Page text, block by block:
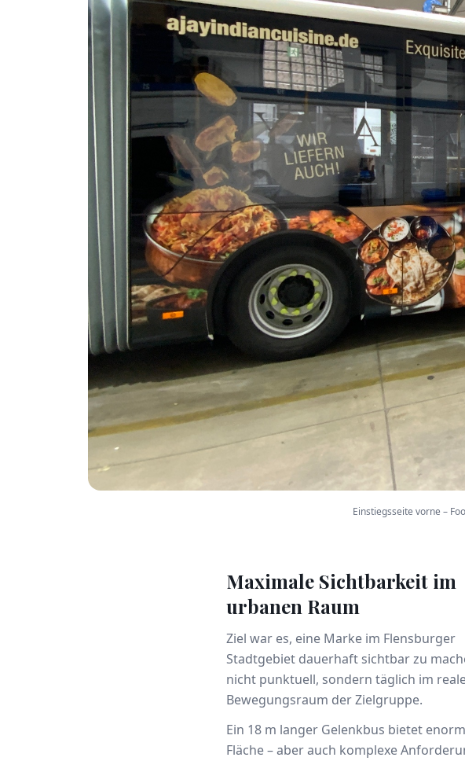
Einstiegsseite vorne –
Maximale Sichtbarkeit im
urbanen Raum
Ziel war es, eine Marke im Flensburger
Stadtgebiet dauerhaft sichtbar zu
nicht punktuell, sondern täglich im
Bewegungsraum der Zielgruppe.
Ein 18 m langer Gelenkbus bietet
Fläche – aber auch komplexe